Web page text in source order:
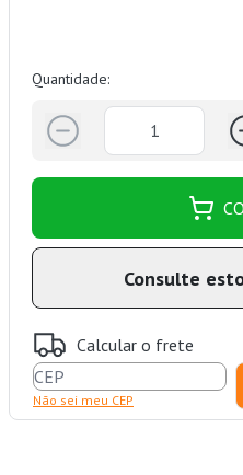
Quantidade:
Consulte
Calcular o frete
Não sei meu CEP